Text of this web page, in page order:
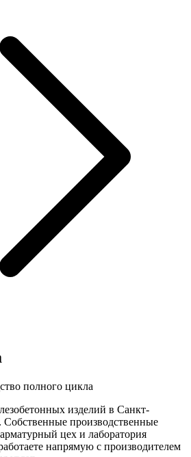
полного цикла
изделий в Санкт-
Собственные производственные
цех и лаборатория
напрямую с производителем